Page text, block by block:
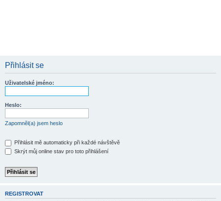
Přihlásit se
Uživatelské jméno:
Heslo:
Zapomněl(a) jsem heslo
Přihlásit mě automaticky při každé návštěvě
Skrýt můj online stav pro toto přihlášení
REGISTROVAT